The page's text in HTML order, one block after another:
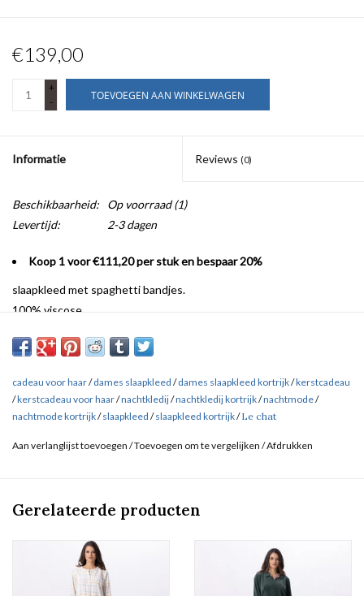
€139,00
+
-
TOEVOEGEN AAN WINKELWAGEN
Informatie Reviews (0)
Beschikbaarheid: Op voorraad(1)
Levertijd:
2-3 dagen
Koop 1 voor €111,20 per stuk en bespaar 20%
slaapkleed met spaghetti bandjes.
100% viscose
Merk Le chat
cadeau voor haar/dames slaapkleed /dames slaapkleed kortrijk/kerstcadeau
/kerstcadeau voor haar/nachtkledij/nachtkledij kortrijk/nachtmode/
nachtmode kortrijk/slaapkleed /slaapkleed kortrijk/Le chat
Aan verlanglijst toevoegen /Toevoegen om te vergelijken /Afdrukken
Gerelateerde producten